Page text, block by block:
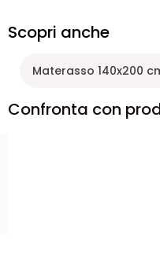
Scopri anche
Materasso 140x200
Confronta con